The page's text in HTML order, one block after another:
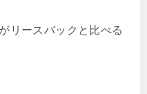
リースバックと比べる